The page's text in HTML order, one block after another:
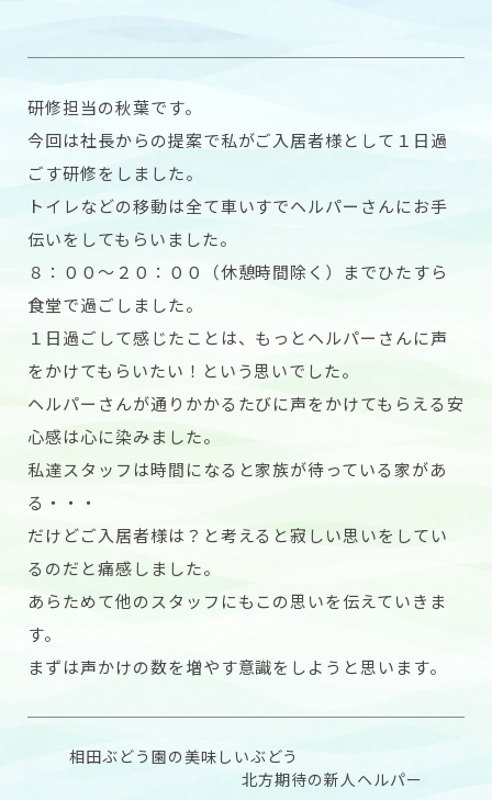
研修担当の秋葉です。
今回は社長からの提案で私がご入居者様として１日過
ごす研修をしました。
トイレなどの移動は全て車いすでヘルパーさんにお手
伝いをしてもらいました。
８：００〜２０：００（休憩時間除く）までひたすら
食堂で過ごしました。
１日過ごして感じたことは、もっとヘルパーさんに声
をかけてもらいたい！という思いでした。
ヘルパーさんが通りかかるたびに声をかけてもらえる安
心感は心に染みました。
私達スタッフは時間になると家族が待っている家があ
る・・・
だけどご入居者様は？と考えると寂しい思いをしてい
るのだと痛感しました。
あらためて他のスタッフにもこの思いを伝えていきま
す。
まずは声かけの数を増やす意識をしようと思います。
相田ぶどう園の美味しいぶどう
北方期待の新人ヘルパー